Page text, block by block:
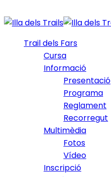
Trail dels Fars
Cursa
Informació
Presentació
Programa
Reglament
Recorregut
Multimèdia
Fotos
Vídeo
Inscripció